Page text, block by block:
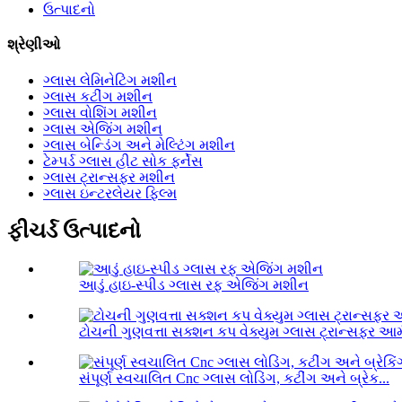
ઉત્પાદનો
શ્રેણીઓ
ગ્લાસ લેમિનેટિંગ મશીન
ગ્લાસ કટીંગ મશીન
ગ્લાસ વોશિંગ મશીન
ગ્લાસ એજિંગ મશીન
ગ્લાસ બેન્ડિંગ અને મેલ્ટિંગ મશીન
ટેમ્પર્ડ ગ્લાસ હીટ સોક ફર્નેસ
ગ્લાસ ટ્રાન્સફર મશીન
ગ્લાસ ઇન્ટરલેયર ફિલ્મ
ફીચર્ડ ઉત્પાદનો
આડું હાઇ-સ્પીડ ગ્લાસ રફ એજિંગ મશીન
ટોચની ગુણવત્તા સક્શન કપ વેક્યુમ ગ્લાસ ટ્રાન્સફર
સંપૂર્ણ સ્વચાલિત Cnc ગ્લાસ લોડિંગ, કટીંગ અને બ્રેક...